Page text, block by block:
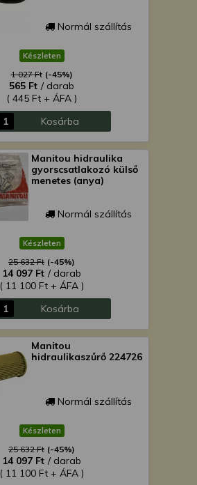
Normál szállítás
Készleten
1 027 Ft (-45%)
565 Ft / darab
( 445 Ft + ÁFA )
Kosárba
Manitou hidraulika
gyorscsatlakozó külső
menetes (anya)
Normál szállítás
Készleten
25 632 Ft (-45%)
14 097 Ft / darab
( 11 100 Ft + ÁFA )
Kosárba
Manitou
hidraulikaszűrő 224726
Normál szállítás
Készleten
25 632 Ft (-45%)
14 097 Ft / darab
( 11 100 Ft + ÁFA )